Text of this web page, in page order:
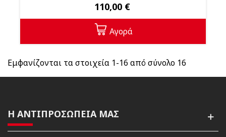
110,00 €
Αγορά
Εμφανίζονται τα στοιχεία 1-16 από σύνολο 16
Η ΑΝΤΙΠΡΟΣΩΠΕΙΑ ΜΑΣ